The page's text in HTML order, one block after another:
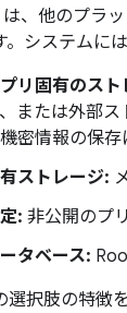
、他のプラ
。システムに
リ固有のスト
または外部
密情報の保存
ストレージ:
: 非公開のプ
タベース:
選択肢の特徴